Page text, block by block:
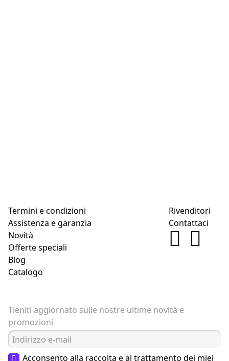
Termini e condizioni
Assistenza e garanzia
Novità
Offerte speciali
Blog
Catalogo
Rivenditori
Contattaci
Tieniti aggiornato sulle nostre ultime novità e
promozioni
Acconsento alla raccolta e al trattamento dei miei